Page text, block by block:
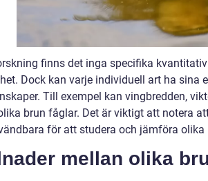
finns det inga specifika
Dock kan varje individuell art ha sina
Till exempel kan vingbredden,
brun fåglar. Det är viktigt att notera
för att studera och jämföra olika
mellan olika